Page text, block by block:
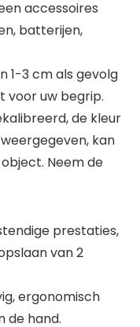
accessoires
batterijen,
1-3 cm als gevolg
voor uw begrip.
de kleur
kan
Neem de
prestaties,
van 2
ergonomisch
de hand.